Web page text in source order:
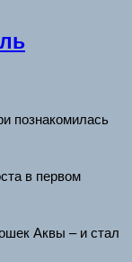
познакомилась
в первом
Аквы – и стал